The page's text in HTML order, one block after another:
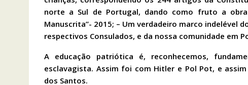
norte a Sul de Portugal, dando como fruto a
Manuscrita”- 2015; – Um verdadeiro marco indelével
respectivos Consulados, e da nossa comunidade em
A educação patriótica é, reconhecemos,
esclavagista. Assim foi com Hitler e Pol Pot, e
dos Santos.